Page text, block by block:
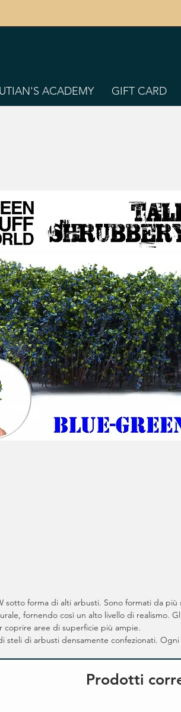
ACADEMY GIFT CARD
sotto forma di alti arbusti. Sono formati da
fornendo così un alto livello di realismo.
coprire aree di superficie più ampie.
steli di arbusti densamente confezionati.
Prodotti